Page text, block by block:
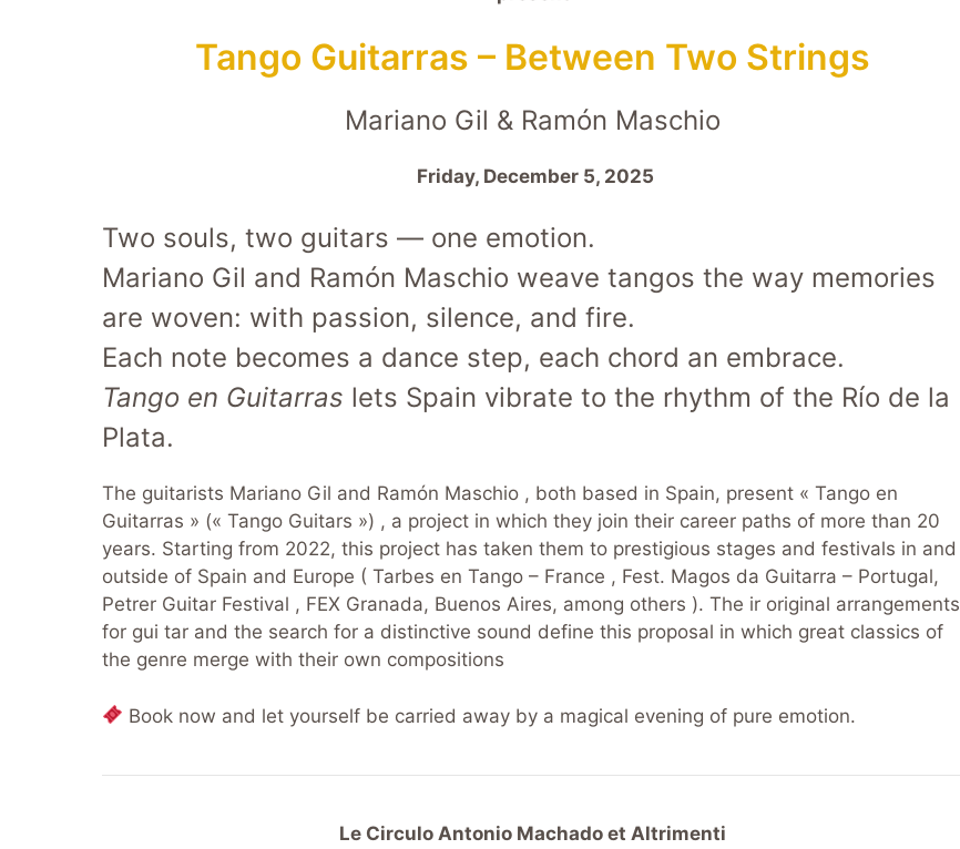
Tango Guitarras – Between Two Strings
Mariano Gil & Ramón Maschio
Friday, December 5, 2025
Two souls, two guitars — one emotion.
Mariano Gil and Ramón Maschio weave tangos the way memories
are woven: with passion, silence, and fire.
Each note becomes a dance step, each chord an embrace.
Tango en Guitarras lets Spain vibrate to the rhythm of the Río de la
Plata.
The guitarists Mariano Gil and Ramón Maschio , both based in Spain, present « Tango en
Guitarras » (« Tango Guitars ») , a project in which they join their career paths of more than 20
years. Starting from 2022, this project has taken them to prestigious stages and festivals in and
outside of Spain and Europe ( Tarbes en Tango – France , Fest. Magos da Guitarra – Portugal,
Petrer Guitar Festival , FEX Granada, Buenos Aires, among others ). The ir original arrangements
for gui tar and the search for a distinctive sound define this proposal in which great classics of
the genre merge with their own compositions
Book now and let yourself be carried away by a magical evening of pure emotion.
Le Circulo Antonio Machado et Altrimenti